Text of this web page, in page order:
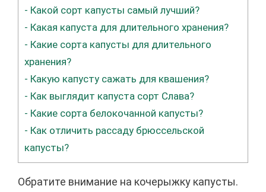
- Какой сорт капусты самый лучший?
- Какая капуста для длительного хранения?
- Какие сорта капусты для длительного
хранения?
- Какую капусту сажать для квашения?
- Как выглядит капуста сорт Слава?
- Какие сорта белокочанной капусты?
- Как отличить рассаду брюссельской
капусты?
Обратите внимание на кочерыжку капусты.